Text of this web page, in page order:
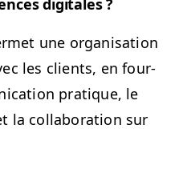
une organ­i­sa­tion
les clients, en four­
pra­tique, le
la col­lab­o­ra­tion sur